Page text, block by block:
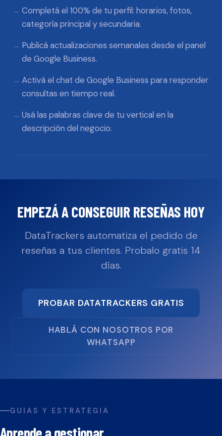
Completá el 100% de tu perfil: horarios, fotos,
categoría principal y secundaria.
Publicá actualizaciones semanales desde el panel
de Google Business.
Activá el chat de Google Business para responder
consultas en tiempo real.
Usá las palabras clave de tu vertical en la
descripción del negocio.
EMPEZÁ A CONSEGUIR RESEÑAS HOY
DataTrackers automatiza el pedido de
reseñas a tus clientes. Probalo gratis 14
días.
PROBAR DATATRACKERS GRATIS
HABLÁ CON NOSOTROS POR
WHATSAPP
GUIAS Y ESTRATEGIA
Aprende a gestionar